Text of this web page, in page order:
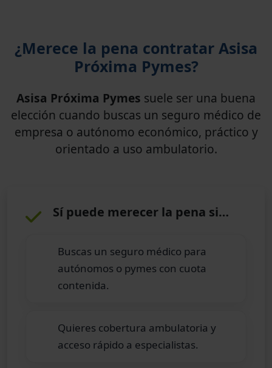
¿Merece la pena contratar Asisa
Próxima Pymes?
Asisa Próxima Pymes suele ser una buena
elección cuando buscas un seguro médico de
empresa o autónomo económico, práctico y
orientado a uso ambulatorio.
Sí puede merecer la pena si…
Buscas un seguro médico para
autónomos o pymes con cuota
contenida.
Quieres cobertura ambulatoria y
acceso rápido a especialistas.